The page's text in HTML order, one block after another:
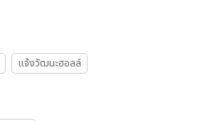
แจ้งวัฒนะฮอลล์